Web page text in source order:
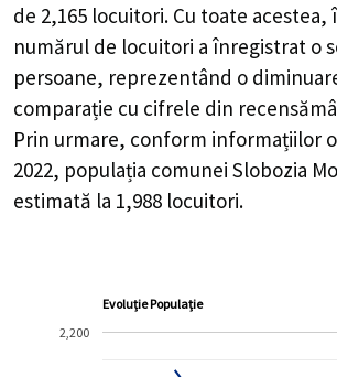
de 2,165 locuitori. Cu toate acestea,
numărul de locuitori a înregistrat o
persoane, reprezentând o
comparație cu cifrele din
Prin urmare, conform informațiilor
2022, populația comunei Slobozia
estimată la 1,988 locuitori.
Evoluție Populație
2,200